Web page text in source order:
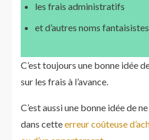
les frais administratifs
et d’autres noms
C’est toujours une bonne idée
sur les frais à l’avance.
C’est aussi une bonne idée de
dans cetteerreur coûteuse